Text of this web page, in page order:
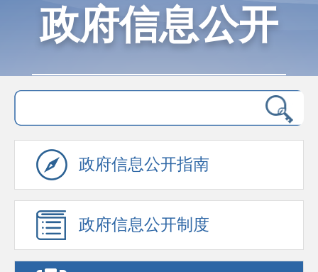
政府信息公开
政府信息公开指南
政府信息公开制度